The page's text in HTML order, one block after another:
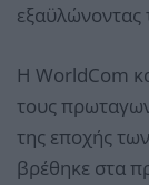
εξαϋλώνοντας
Η WorldCom
τους
της εποχής
βρέθηκε στα